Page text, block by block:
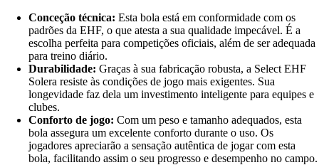
Conceção técnica: Esta bola está em conformidade com os
padrões da EHF, o que atesta a sua qualidade impecável. É a
escolha perfeita para competições oficiais, além de ser adequada
para treino diário.
Durabilidade: Graças à sua fabricação robusta, a Select EHF
Solera resiste às condições de jogo mais exigentes. Sua
longevidade faz dela um investimento inteligente para equipes e
clubes.
Conforto de jogo: Com um peso e tamanho adequados, esta
bola assegura um excelente conforto durante o uso. Os
jogadores apreciarão a sensação autêntica de jogar com esta
bola, facilitando assim o seu progresso e desempenho no campo.